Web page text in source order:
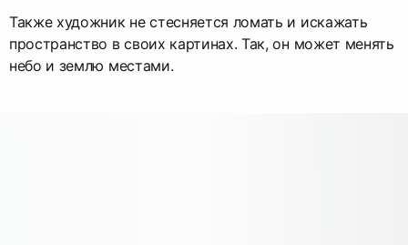
Также художник не стесняется ломать и искажать
пространство в своих картинах. Так, он может менять
небо и землю местами.